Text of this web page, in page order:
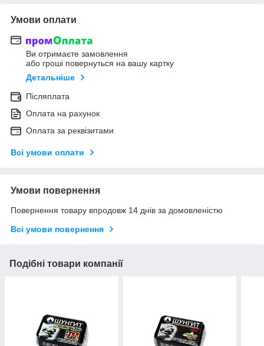
Умови оплати
Ви отримаєте замовлення
або гроші повернуться на вашу картку
Детальніше
Післяплата
Оплата на рахунок
Оплата за реквізитами
Всі умови оплати
Умови повернення
Повернення товару впродовж 14 днів за домовленістю
Всі умови повернення
Подібні товари компанії